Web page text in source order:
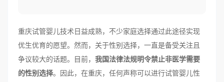
重庆试管婴儿技术日益成熟，不少家庭选择通过此途径实现
优生优育的愿望。然而，关于性别选择，一直是备受关注且
争议较大的话题。目前， 我国法律法规明令禁止非医学需要
的性别选择。因此，在重庆，任何声称可以进行试管婴儿性